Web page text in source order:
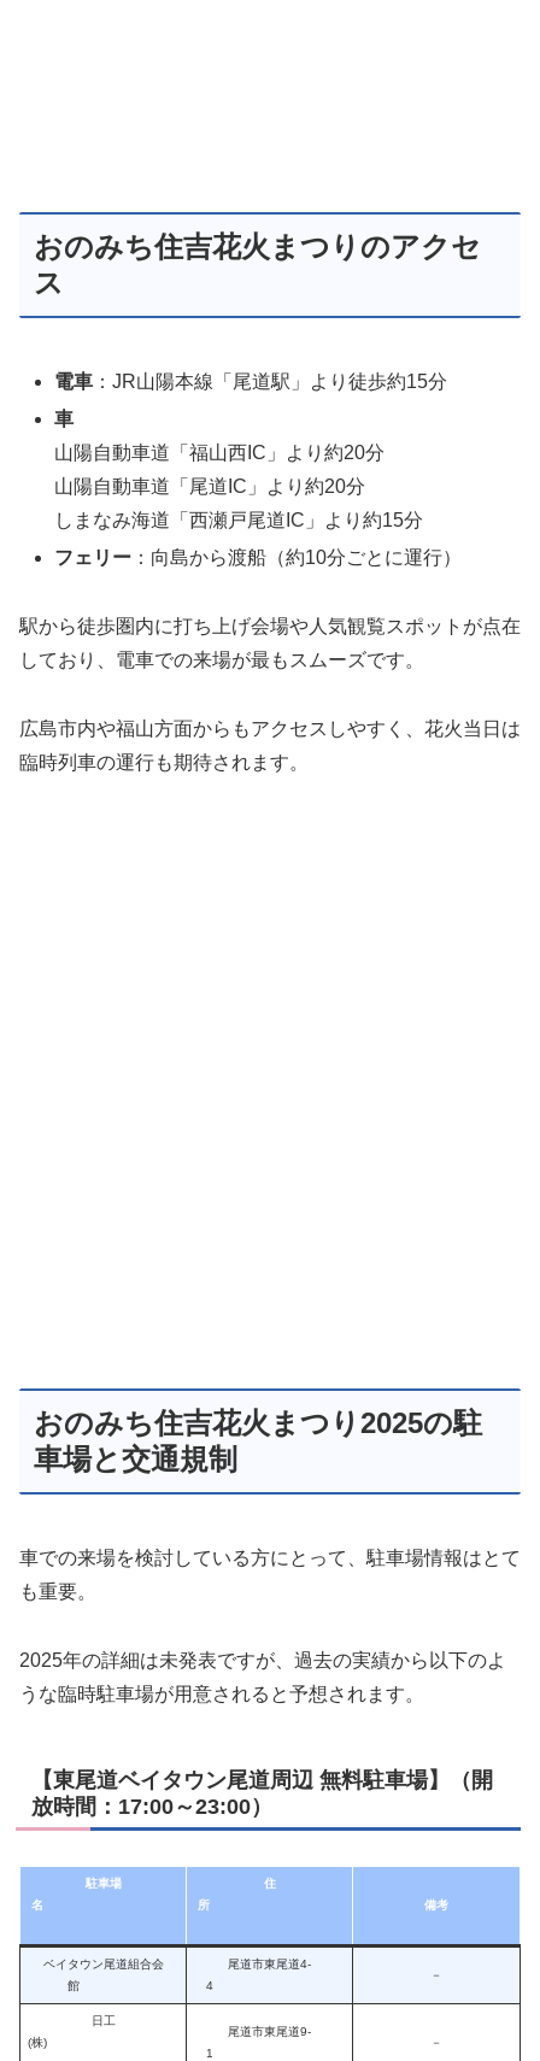
おのみち住吉花火まつりのアクセ
ス
電車 ：JR山陽本線「尾道駅」より徒歩約15分
車
山陽自動車道「福山西IC」より約20分
山陽自動車道「尾道IC」より約20分
しまなみ海道「西瀬戸尾道IC」より約15分
フェリー ：向島から渡船（約10分ごとに運行）
駅から徒歩圏内に打ち上げ会場や人気観覧スポットが点在
しており、電車での来場が最もスムーズです。
広島市内や福山方面からもアクセスしやすく、花火当日は
臨時列車の運行も期待されます。
おのみち住吉花火まつり2025の駐
車場と交通規制
車での来場を検討している方にとって、駐車場情報はとて
も重要。
2025年の詳細は未発表ですが、過去の実績から以下のよ
うな臨時駐車場が用意されると予想されます。
【東尾道ベイタウン尾道周辺 無料駐車場】（開
放時間：17:00～23:00）
駐車場
名
住
所
備考
ベイタウン尾道組合会
館
尾道市東尾道4-
4
－
日工
(株)
尾道市東尾道9-
1
－